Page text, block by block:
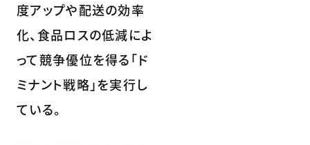
度アップや配送の効率
化、食品ロスの低減によ
って競争優位を得る「ド
ミナント戦略」を実行し
ている。